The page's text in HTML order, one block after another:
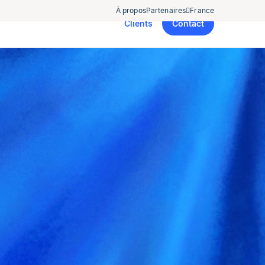
À proposPartenaires France
Clients Contact